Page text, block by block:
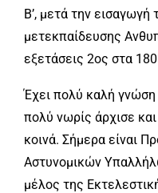
Β’, μετά την
μετεκπαίδευσης
εξετάσεις 2ος στα
Έχει πολύ καλή
πολύ νωρίς άρχισε
κοινά. Σήμερα είναι
Αστυνομικών
μέλος της